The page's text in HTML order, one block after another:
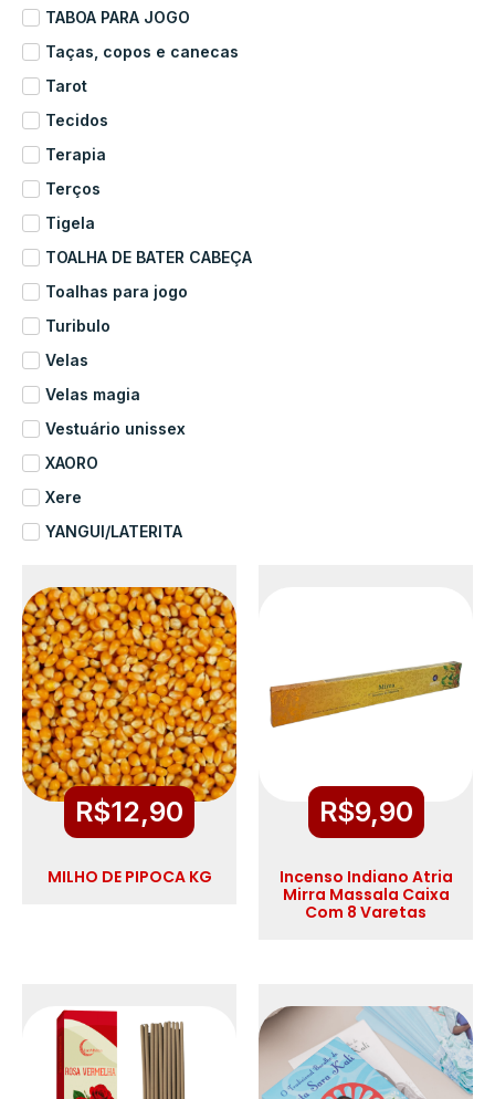
TABOA PARA JOGO
Taças, copos e canecas
Tarot
Tecidos
Terapia
Terços
Tigela
TOALHA DE BATER CABEÇA
Toalhas para jogo
Turibulo
Velas
Velas magia
Vestuário unissex
XAORO
Xere
YANGUI/LATERITA
R$12,90
MILHO DE PIPOCA KG
R$9,90
Incenso Indiano Atria
Mirra Massala Caixa
Com 8 Varetas